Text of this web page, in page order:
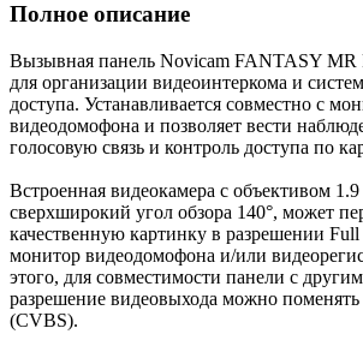
Полное описание
Вызывная панель Novicam FANTASY MR
для организации видеоинтеркома и
доступа. Устанавливается совместно с
видеодомофона и позволяет вести
голосовую связь и контроль доступа по
Встроенная видеокамера с объективом
сверхширокий угол обзора 140°, может
качественную картинку в разрешении
монитор видеодомофона и/или
этого, для совместимости панели с
разрешение видеовыхода можно
(CVBS).